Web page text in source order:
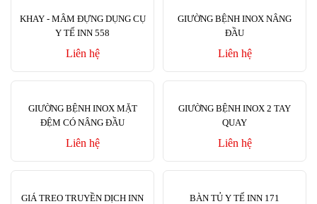
KHAY - MÂM ĐỰNG DỤNG CỤ
Y TẾ INN 558
Liên hệ
GIƯỜNG BỆNH INOX NÂNG
ĐẦU
Liên hệ
GIƯỜNG BỆNH INOX MẶT
ĐỆM CÓ NÂNG ĐẦU
Liên hệ
GIƯỜNG BỆNH INOX 2 TAY
QUAY
Liên hệ
GIÁ TREO TRUYỀN DỊCH INN
BÀN TỦ Y TẾ INN 171